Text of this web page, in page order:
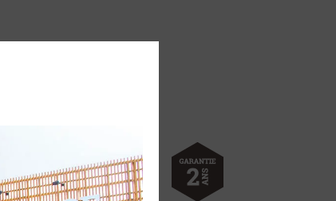
alimentaire. Fond très
Bon maintien de la